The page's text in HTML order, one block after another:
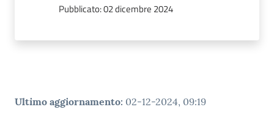
Pubblicato:02 dicembre 2024
Ultimo aggiornamento: 02-12-2024, 09:19